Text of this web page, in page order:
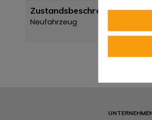
Zustandsbeschreibung
Neufahrzeug